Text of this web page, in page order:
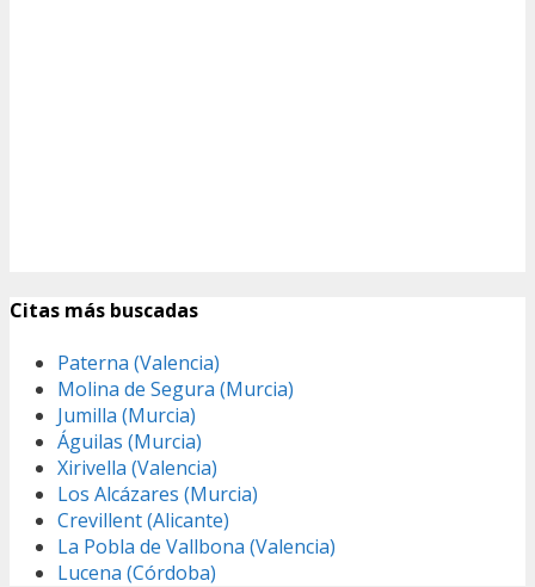
Citas más buscadas
Paterna (Valencia)
Molina de Segura (Murcia)
Jumilla (Murcia)
Águilas (Murcia)
Xirivella (Valencia)
Los Alcázares (Murcia)
Crevillent (Alicante)
La Pobla de Vallbona (Valencia)
Lucena (Córdoba)